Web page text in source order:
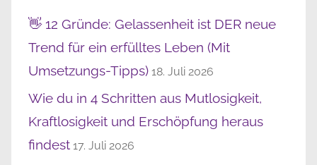
👋 12 Gründe: Gelassenheit ist DER neue
Trend für ein erfülltes Leben (Mit
Umsetzungs-Tipps) 18. Juli 2026
Wie du in 4 Schritten aus Mutlosigkeit,
Kraftlosigkeit und Erschöpfung heraus
findest 17. Juli 2026